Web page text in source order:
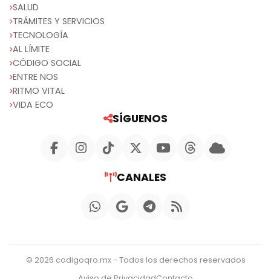
SALUD
TRÁMITES Y SERVICIOS
TECNOLOGÍA
AL LÍMITE
CÓDIGO SOCIAL
ENTRE NOS
RITMO VITAL
VIDA ECO
SÍGUENOS
CANALES
© 2026 codigoqro.mx - Todos los derechos reservados